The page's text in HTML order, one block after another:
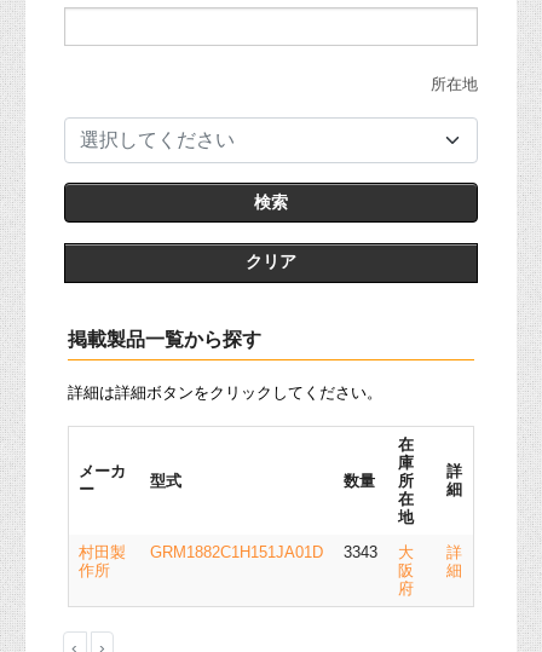
所在地
選択してください
クリア
掲載製品一覧から探す
詳細は詳細ボタンをクリックしてください。
メーカ
ー
型式 数量
在
庫
所
在
地
詳
細
村田製
作所
GRM1882C1H151JA01D 3343
大
阪
府
詳
細
‹ ›